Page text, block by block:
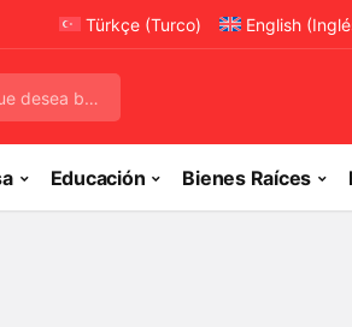
Türkçe (Turco) English (
Educación Bienes Raíces